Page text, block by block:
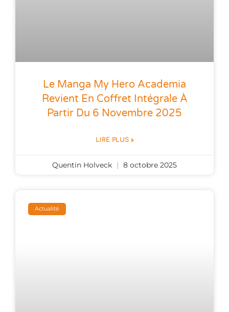
Le Manga My Hero Academia
Revient En Coffret Intégrale À
Partir Du 6 Novembre 2025
LIRE PLUS »
Quentin Holveck 8 octobre 2025
Actualité